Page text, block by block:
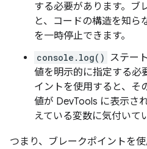
する必要があります。ブ
と、コードの構造を知ら
を一時停止できます。
console.log() ステー
値を明示的に指定する必
イントを使用すると、そ
値が DevTools に表示さ
えている変数に気付いて
つまり、ブレークポイントを